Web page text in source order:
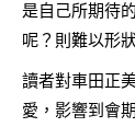
是自己所期待
呢？則難以形
讀者對車田正
愛，影響到會